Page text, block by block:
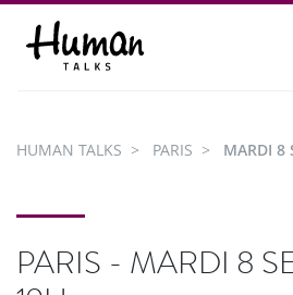
PARTICIPER
HUMAN TALKS PARIS MARDI 8
PARIS - MARDI 8